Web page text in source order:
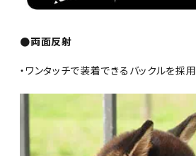
●両面反射
・ワンタッチで装着できるバックルを採用